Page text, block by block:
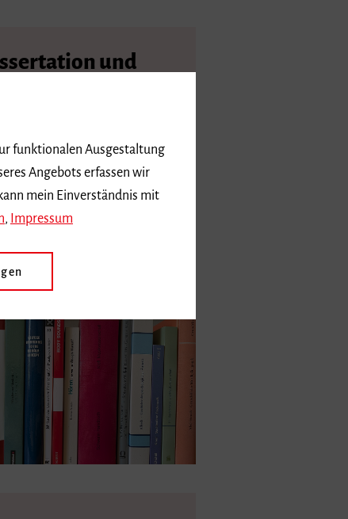
und
der Hochschule
Freiburg
funktionalen Ausgestaltung
Angebots erfassen wir
mein Einverständnis mit
Impressum